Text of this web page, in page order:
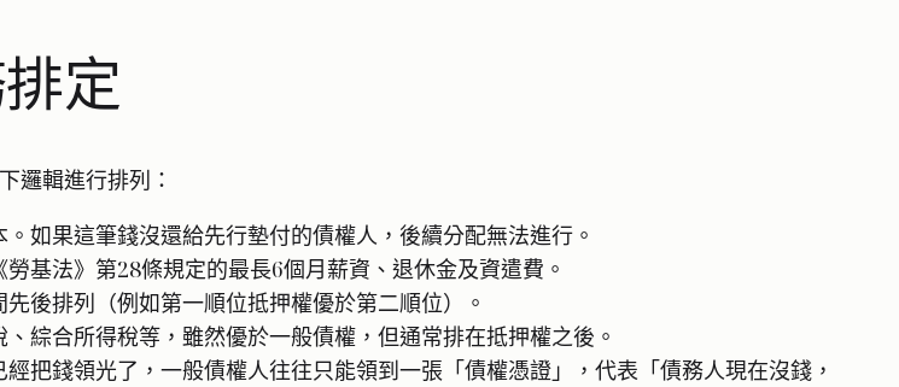
定
邏輯進行排列：
如果這筆錢沒還給先行墊付的債權人，後續分配無法進行。
基法》第28條規定的最長6個月薪資、退休金及資遣費。
後排列（例如第一順位抵押權優於第二順位）。
綜合所得稅等，雖然優於一般債權，但通常排在抵押權之後。
把錢領光了，一般債權人往往只能領到一張「債權憑證」，代表「債務人現在沒錢，